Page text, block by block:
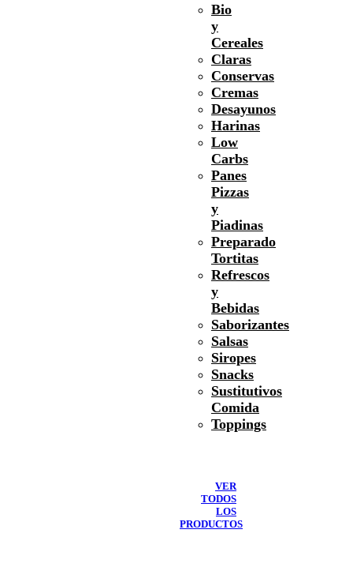
Bio
y
Cereales
Claras
Conservas
Cremas
Desayunos
Harinas
Low
Carbs
Panes
Pizzas
y
Piadinas
Preparado
Tortitas
Refrescos
y
Bebidas
Saborizantes
Salsas
Siropes
Snacks
Sustitutivos
Comida
Toppings
VER
TODOS
LOS
PRODUCTOS